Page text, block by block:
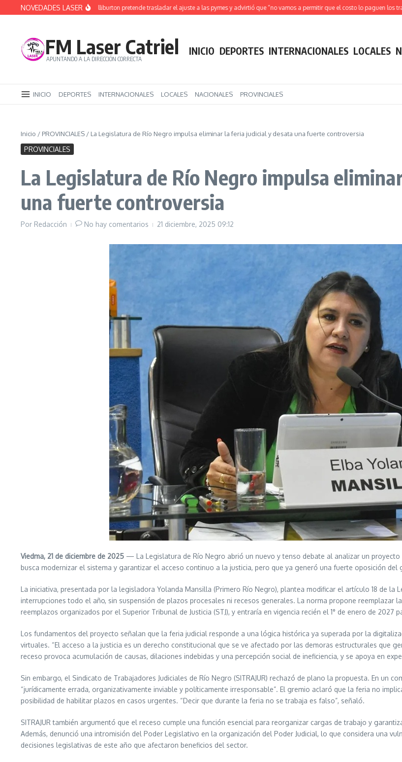
Saltar al contenido
NOVEDADES LASER
Rucci denunció que Halliburton pretende trasladar el ajuste a las pymes y advirtió que “no vamos a permitir que el costo lo paguen los
FM Laser Catriel
APUNTANDO A LA DIRECCIÓN CORRECTA
INICIO DEPORTES INTERNACIONALES LOCALES
INICIO DEPORTES INTERNACIONALES LOCALES NACIONALES PROVINCIALES
Inicio / PROVINCIALES / La Legislatura de Río Negro impulsa eliminar la feria judicial y desata una fuerte controversia
PROVINCIALES
La Legislatura de Río Negro impulsa
una fuerte controversia
Por Redacción No hay comentarios 21 diciembre, 2025 09:12
Viedma, 21 de diciembre de 2025 — La Legislatura de Río Negro abrió un nuevo y tenso debate al analizar un
busca modernizar el sistema y garantizar el acceso continuo a la justicia, pero que ya generó una fuerte oposición del
La iniciativa, presentada por la legisladora Yolanda Mansilla (Primero Río Negro), plantea modificar el artículo 18 de la
interrupciones todo el año, sin suspensión de plazos procesales ni recesos generales. La norma propone reemplazar
reemplazos organizados por el Superior Tribunal de Justicia (STJ), y entraría en vigencia recién el 1° de enero de 2027
Los fundamentos del proyecto señalan que la feria judicial responde a una lógica histórica ya superada por la
virtuales. “El acceso a la justicia es un derecho constitucional que se ve afectado por las demoras estructurales que
receso provoca acumulación de causas, dilaciones indebidas y una percepción social de ineficiencia, y se apoya en
Sin embargo, el Sindicato de Trabajadores Judiciales de Río Negro (SITRAJUR) rechazó de plano la propuesta. En un
“jurídicamente errada, organizativamente inviable y políticamente irresponsable”. El gremio aclaró que la feria no
posibilidad de habilitar plazos en casos urgentes. “Decir que durante la feria no se trabaja es falso”, señaló.
SITRAJUR también argumentó que el receso cumple una función esencial para reorganizar cargas de trabajo y
Además, denunció una intromisión del Poder Legislativo en la organización del Poder Judicial, lo que considera una
decisiones legislativas de este año que afectaron beneficios del sector.